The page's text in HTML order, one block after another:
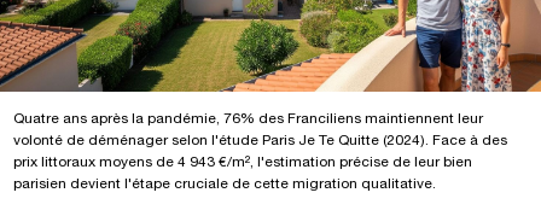
Quatre ans après la pandémie, 76% des Franciliens maintiennent leur
volonté de déménager selon l'étude Paris Je Te Quitte (2024). Face à des
prix littoraux moyens de 4 943 €/m², l'estimation précise de leur bien
parisien devient l'étape cruciale de cette migration qualitative.